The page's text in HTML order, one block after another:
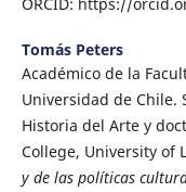
Tomás Peters
Académico de la
Universidad de Chile.
Historia del Arte y
College, University of
y de las políticas